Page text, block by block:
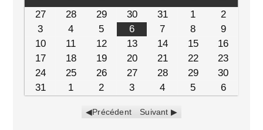
27 28 29 30 31 1
2
3
4 5 6 7 8
9
10
11 12 13 14 15
16
17
18 19 20 21 22
23
24
25 26 27 28 29
30
31
1 2 3 4 5 6
Précédent Suivant